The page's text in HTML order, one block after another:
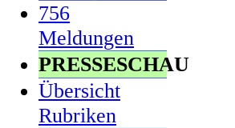
756
Meldungen
PRESSESCHAU
Übersicht
Rubriken